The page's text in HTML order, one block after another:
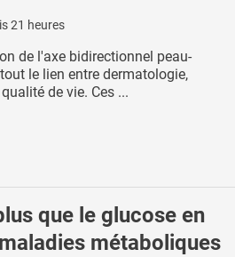
21 heures
de l'axe bidirectionnel peau-
le lien entre dermatologie,
de vie. Ces ...
que le glucose en
métaboliques